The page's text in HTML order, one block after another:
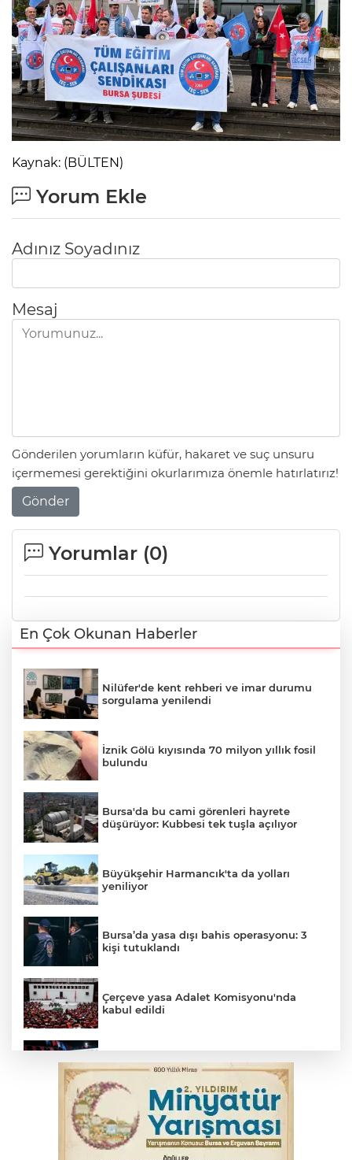
Kaynak: (BÜLTEN)
Yorum Ekle
Adınız Soyadınız
Mesaj
Gönderilen yorumların küfür, hakaret ve suç unsuru
içermemesi gerektiğini okurlarımıza önemle hatırlatırız!
Gönder
Yorumlar (0)
En Çok Okunan Haberler
Nilüfer'de kent rehberi ve imar durumu
sorgulama yenilendi
İznik Gölü kıyısında 70 milyon yıllık fosil
bulundu
Bursa'da bu cami görenleri hayrete
düşürüyor: Kubbesi tek tuşla açılıyor
Büyükşehir Harmancık'ta da yolları
yeniliyor
Bursa’da yasa dışı bahis operasyonu: 3
kişi tutuklandı
Çerçeve yasa Adalet Komisyonu'nda
kabul edildi
Fetih coşkusu Keles'e taşındı
İnegöl’de yangın paniği! Apartmana
sıçrayan alevler söndürüldü